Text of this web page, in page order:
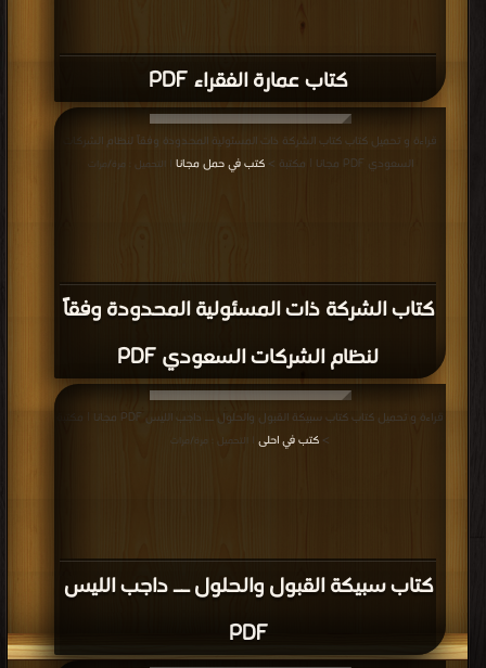
كتاب عمارة الفقراء PDF
كتاب الشركة ذات المسئولية المحدودة وفقاً
لنظام الشركات السعودي PDF
قراءة و تحميل كتاب كتاب الشركة ذات المسئولية المحدودة وفقاً لنظام الشركات
السعودي PDF مجانا | مكتبة >
كتب في حمل مجانا | التحميل : مرة/مرات
كتاب سبيكة القبول والحلول ــ داجب الليس
PDF
قراءة و تحميل كتاب كتاب سبيكة القبول والحلول ــ داجب الليس PDF مجانا | مكتبة
> كتب في احلى | التحميل : مرة/مرات